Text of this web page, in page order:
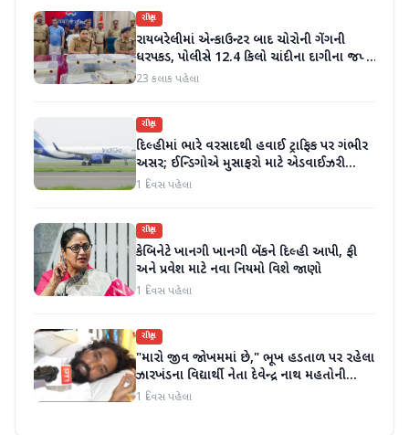
રાષ્ટ્રીય
રાયબરેલીમાં એન્કાઉન્ટર બાદ ચોરોની ગેંગની
ધરપકડ, પોલીસે 12.4 કિલો ચાંદીના દાગીના જપ્ત
કર્યા
23 કલાક પહેલા
રાષ્ટ્રીય
દિલ્હીમાં ભારે વરસાદથી હવાઈ ટ્રાફિક પર ગંભીર
અસર; ઈન્ડિગોએ મુસાફરો માટે એડવાઈઝરી
જાહેર કરી
1 દિવસ પહેલા
રાષ્ટ્રીય
કેબિનેટે ખાનગી ખાનગી બેંકને દિલ્હી આપી, ફી
અને પ્રવેશ માટે નવા નિયમો વિશે જાણો
1 દિવસ પહેલા
રાષ્ટ્રીય
"મારો જીવ જોખમમાં છે," ભૂખ હડતાળ પર રહેલા
ઝારખંડના વિદ્યાર્થી નેતા દેવેન્દ્ર નાથ મહતોની
તબિયત ખરાબ
1 દિવસ પહેલા